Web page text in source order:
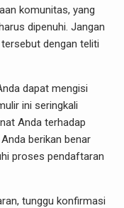
komunitas, yang
dipenuhi. Jangan
dengan teliti
dapat mengisi
ini seringkali
Anda terhadap
berikan benar
proses pendaftaran
tunggu konfirmasi